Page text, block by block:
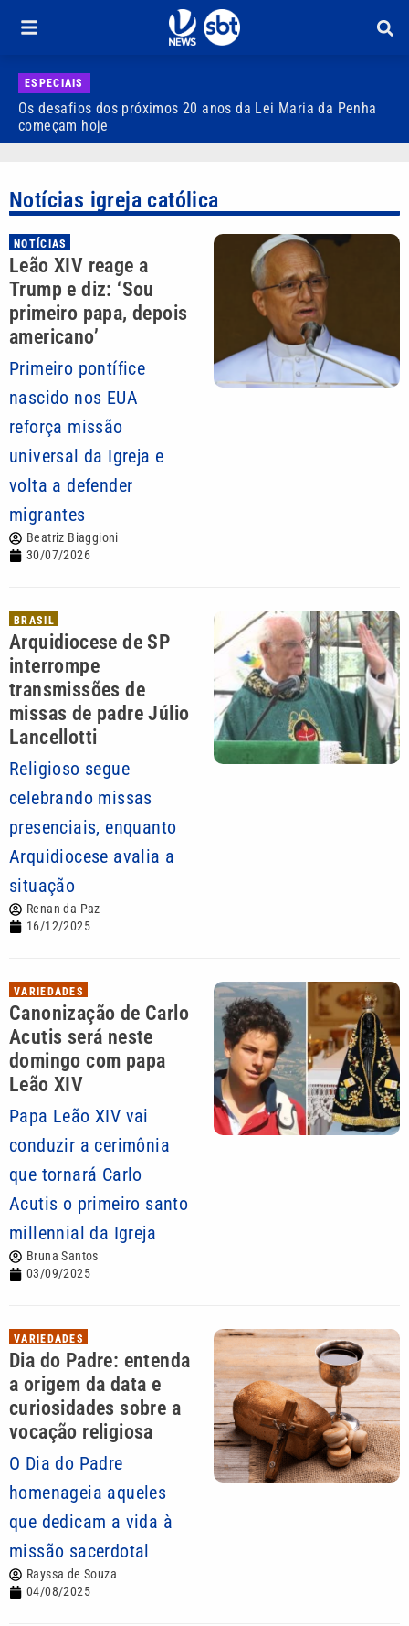
ESPECIAIS
Os desafios dos próximos 20 anos da Lei Maria da Penha
começam hoje
Notícias igreja católica
NOTÍCIAS
Leão XIV reage a
Trump e diz: ‘Sou
primeiro papa, depois
americano’
Primeiro pontífice
nascido nos EUA
reforça missão
universal da Igreja e
volta a defender
migrantes
Beatriz Biaggioni
30/07/2026
BRASIL
Arquidiocese de SP
interrompe
transmissões de
missas de padre Júlio
Lancellotti
Religioso segue
celebrando missas
presenciais, enquanto
Arquidiocese avalia a
situação
Renan da Paz
16/12/2025
VARIEDADES
Canonização de Carlo
Acutis será neste
domingo com papa
Leão XIV
Papa Leão XIV vai
conduzir a cerimônia
que tornará Carlo
Acutis o primeiro santo
millennial da Igreja
Bruna Santos
03/09/2025
VARIEDADES
Dia do Padre: entenda
a origem da data e
curiosidades sobre a
vocação religiosa
O Dia do Padre
homenageia aqueles
que dedicam a vida à
missão sacerdotal
Rayssa de Souza
04/08/2025